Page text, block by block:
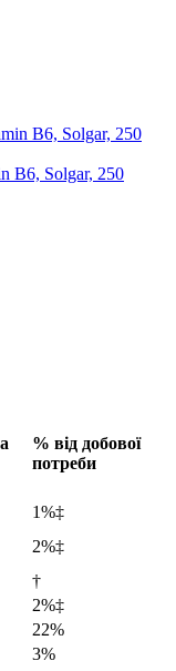
B6, Solgar, 250
% від добової
потреби
1%‡
2%‡
†
2%‡
22%
3%